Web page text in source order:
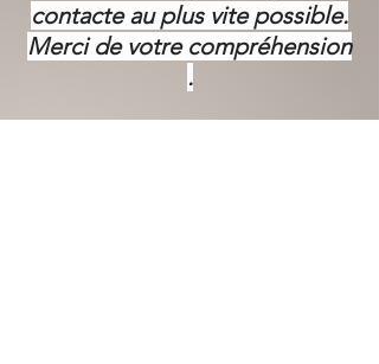
contacte au plus vite possible.
Merci de votre compréhension
.